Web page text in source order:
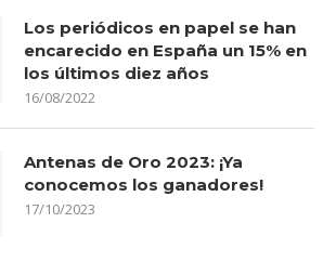
Los periódicos en papel se han
encarecido en España un 15% en
los últimos diez años
16/08/2022
Antenas de Oro 2023: ¡Ya
conocemos los ganadores!
17/10/2023